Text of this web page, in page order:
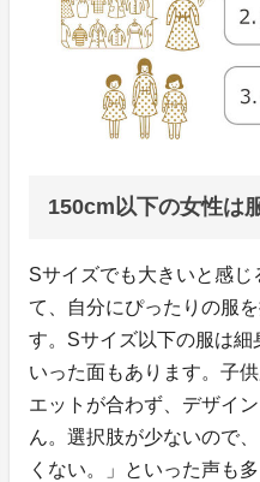
150cm以下の女性は
Sサイズでも大きいと感
て、自分にぴったりの服
す。Sサイズ以下の服は細
いった面もあります。子
エットが合わず、デザイ
ん。選択肢が少ないので
くない。」といった声も